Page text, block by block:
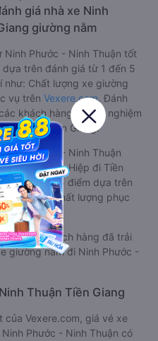
giá nhà xe Ninh
giường nằm
Ninh Phước - Ninh Thuận tốt
trên đánh giá từ 1 đến 5
như: Chất lượng xe giường
vụ trên Vexere.com. Đánh
khách hàng đã trải nghiệm
đi Tiền Giang.
Ninh Phước - Ninh Thuận
là xe Tuấn Hiệp đi Tiền
đạt 4.1 / 5 điểm dựa trên
Đúng giờ, Chất lượng phục
bởi các khách hàng đã trải
giường nằm đi Ninh Phước -
Thuận Tiền Giang
của Vexere.com, giá vé xe
Phước - Ninh Thuận có